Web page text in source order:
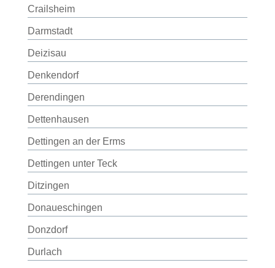
Crailsheim
Darmstadt
Deizisau
Denkendorf
Derendingen
Dettenhausen
Dettingen an der Erms
Dettingen unter Teck
Ditzingen
Donaueschingen
Donzdorf
Durlach